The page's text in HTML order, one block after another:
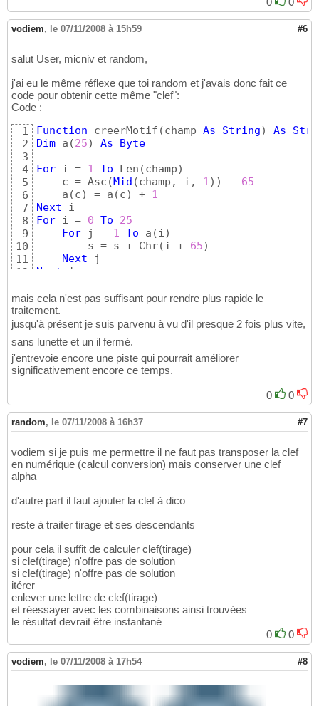
16
17
18
19
20
21
22
23
25
26
27
        tempo = v
(boucl1)
        v
(boucl1)
        v
(boucl2) = tempo
End
Next
Next boucl1
tempo = v(1)
For
Next boucl1
vodiem, le 07/11/2008 à 15h59 #6
salut User, micniv et random,
j'ai eu le même réflexe que toi random et j'avais donc fait ce
code pour obtenir cette même "clef":
Code :
1
2
3
4
5
6
7
8
9
10
11
12
14
Function creerMotif (champ As String) As
Dim a (25) As
Byte
For i = 1 To Len (champ)
    c = Asc
( Mid (champ, i, 1) ) - 65
    a
(c) = a (c) + 1
Next
For i = 0 To
25
For j = 1 To a (i)
        s = s + Chr
(i + 65)
Next
Next
i
End Function
mais cela n'est pas suffisant pour rendre plus rapide le
traitement.
jusqu'à présent je suis parvenu à vu d'il presque 2 fois plus vite,
sans lunette et un il fermé.
j'entrevoie encore une piste qui pourrait améliorer
significativement encore ce temps.
0 0
random, le 07/11/2008 à 16h37 #7
vodiem si je puis me permettre il ne faut pas transposer la clef
en numérique (calcul conversion) mais conserver une clef
alpha
d'autre part il faut ajouter la clef à dico
reste à traiter tirage et ses descendants
pour cela il suffit de calculer clef(tirage)
si clef(tirage) n'offre pas de solution
si clef(tirage) n'offre pas de solution
itérer
enlever une lettre de clef(tirage)
et réessayer avec les combinaisons ainsi trouvées
le résultat devrait être instantané
0
0
vodiem, le 07/11/2008 à 17h54 #8